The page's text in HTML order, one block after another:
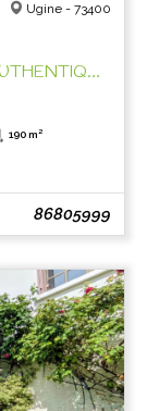
Ugine - 73400
AU COEUR DE NOS MONTAGNES ! AUTHENTIQUE FERME A REHABILITER !
190 m²
86805999